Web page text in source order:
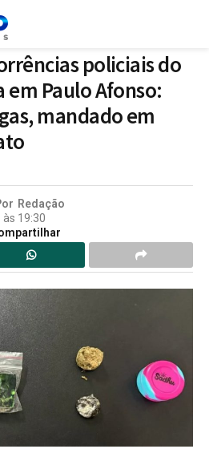
policiais do
em Paulo Afonso:
mandado em
Redação
às 19:30